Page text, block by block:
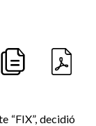
“FIX”, decidió